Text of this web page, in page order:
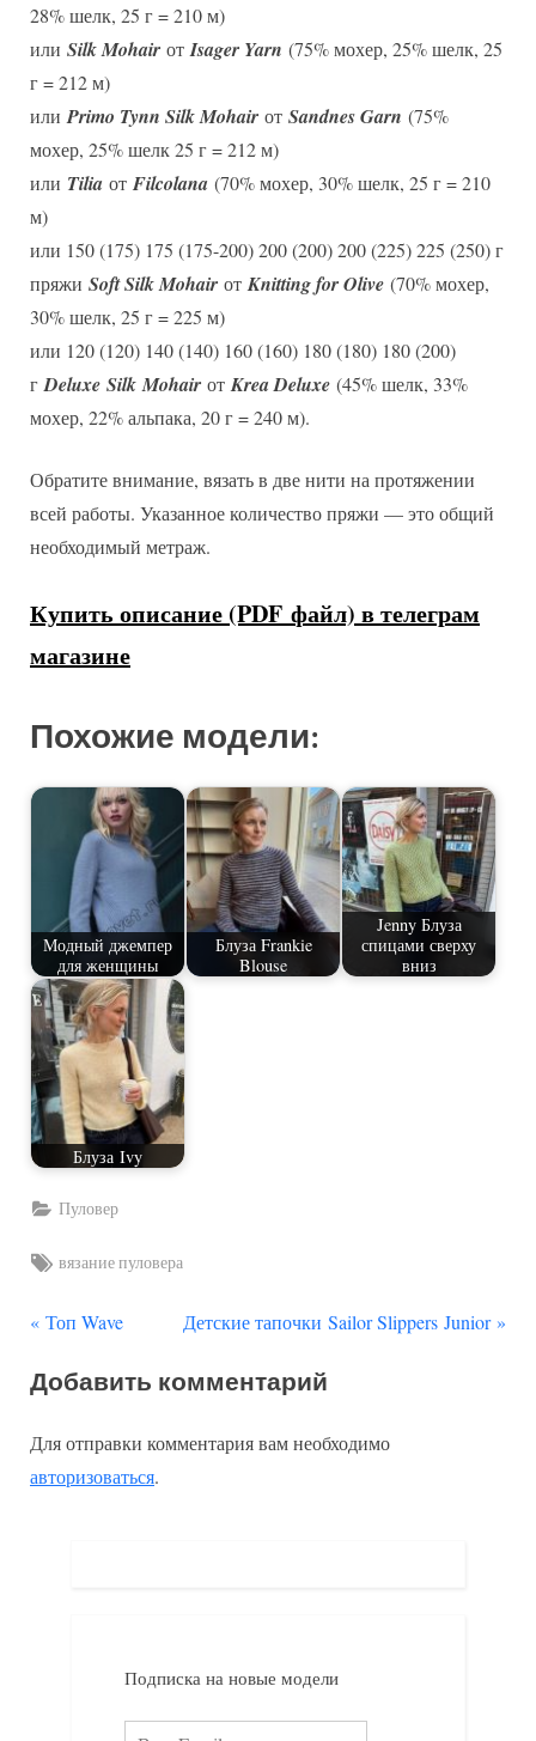
28% шелк, 25 г = 210 м)
или Silk Mohair от Isager Yarn (75% мохер, 25% шелк, 25
г = 212 м)
или Primo Tynn Silk Mohair от Sandnes Garn (75%
мохер, 25% шелк 25 г = 212 м)
или Tilia от Filcolana (70% мохер, 30% шелк, 25 г = 210
м)
или 150 (175) 175 (175-200) 200 (200) 200 (225) 225 (250) г
пряжи Soft Silk Mohair от Knitting for Olive (70% мохер,
30% шелк, 25 г = 225 м)
или 120 (120) 140 (140) 160 (160) 180 (180) 180 (200)
г Deluxe SilkMohair от Krea Deluxe (45% шелк, 33%
мохер, 22% альпака, 20 г = 240 м).
Обратите внимание, вязать в две нити на протяжении
всей работы. Указанное количество пряжи — это общий
необходимый метраж.
Купить описание (PDF файл) в телеграм
магазине
Похожие модели:
Модный джемпер
для женщины
Блуза Frankie
Blouse
Jenny Блуза
спицами сверху
вниз
Блуза Ivy
Пуловер
Tags:
вязание пуловера
Навигация
по
записям
П
е
ы
д
Топ Wave
С
е
у
п
и
Детские тапочки Sailor Slippers Junior
Добавить комментарий
Для отправки комментария вам необходимо
авторизоваться.
Подписка на новые модели